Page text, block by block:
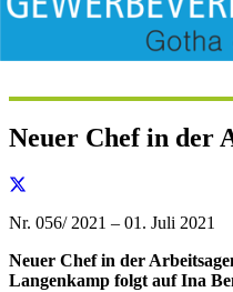
Neuer Chef in der
Nr. 056/ 2021 – 01. Juli 2021
Neuer Chef in der
Langenkamp folgt auf Ina